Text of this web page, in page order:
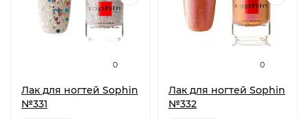
0
Лак для ногтей Sophin
№331
0
Лак для ногтей Sophin
№332